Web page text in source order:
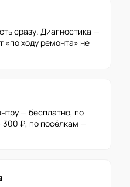
сразу. Диагностика —
«по ходу ремонта» не
— бесплатно, по
₽, по посёлкам —